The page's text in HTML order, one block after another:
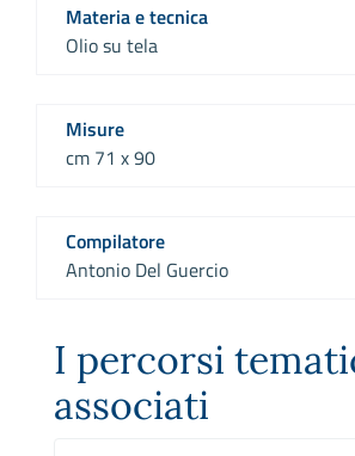
Materia e tecnica
Olio su tela
Misure
cm 71 x 90
Compilatore
Antonio Del Guercio
I percorsi
associati